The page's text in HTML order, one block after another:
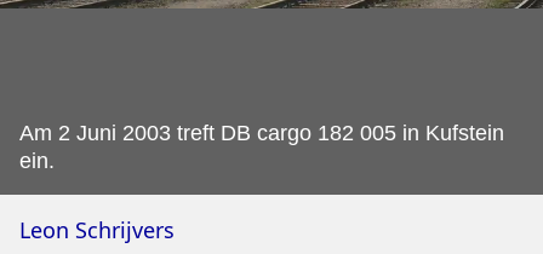
Am 2 Juni 2003 treft DB cargo 182 005 in Kufstein
ein.
Leon Schrijvers